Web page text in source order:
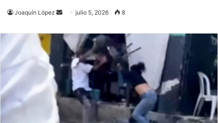
Joaquín López
Send
email
julio 5, 2026 8